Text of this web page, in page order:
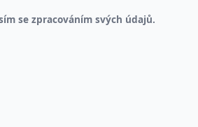
se zpracováním svých údajů.